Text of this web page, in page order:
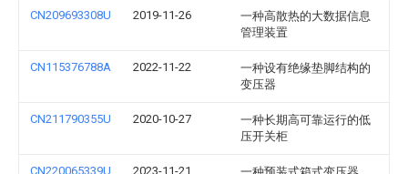
CN209693308U 2019-11-26
一种高散热的大数据信息
管理装置
CN115376788A 2022-11-22
一种设有绝缘垫脚结构的
变压器
CN211790355U 2020-10-27
一种长期高可靠运行的低
压开关柜
CN220065339U 2023-11-21